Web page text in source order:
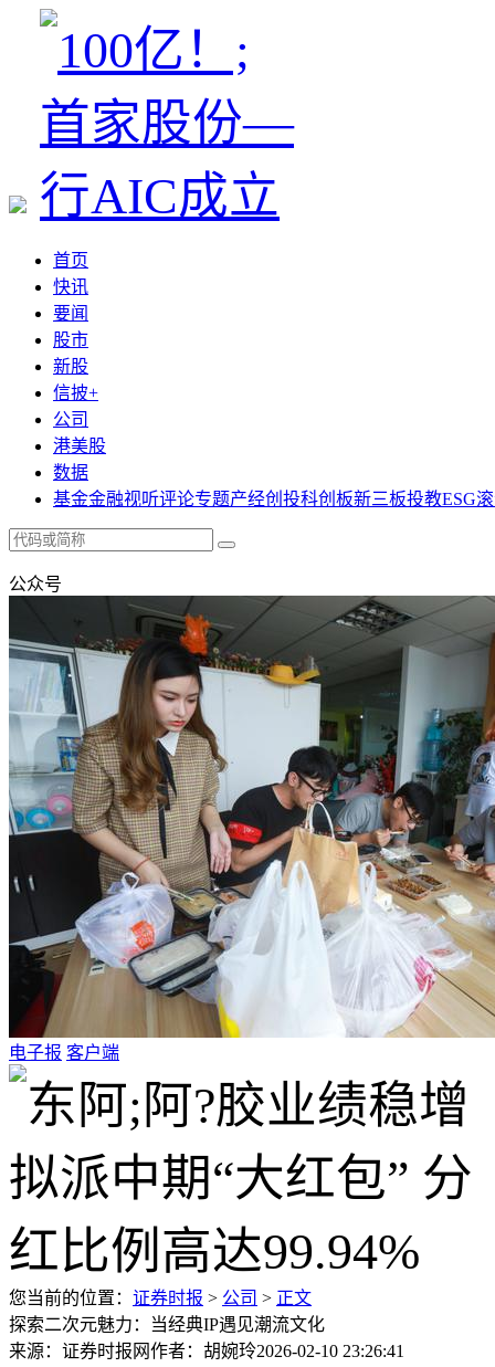
首页
快讯
要闻
股市
新股
信披+
公司
港美股
数据
基金金融视听评论专题产经创投科创板新三板投教ESG
公众号
电子报 客户端
您当前的位置： 证券时报 > 公司 > 正文
探索二次元魅力：当经典IP遇见潮流文化
来源：证券时报网作者：胡婉玲2026-02-10 23:26:41